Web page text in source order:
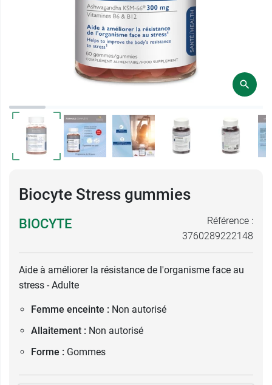
Biocyte Stress gummies
BIOCYTE
Référence :
3760289222148
Aide à améliorer la résistance de l'organisme face au
stress - Adulte
Femme enceinte : Non autorisé
Allaitement : Non autorisé
Forme : Gommes